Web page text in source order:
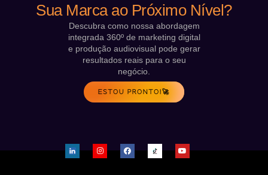
Sua Marca ao Próximo Nível?
Descubra como nossa abordagem
integrada 360º de marketing digital
e produção audiovisual pode gerar
resultados reais para o seu
negócio.
ESTOU PRONTO!🚀